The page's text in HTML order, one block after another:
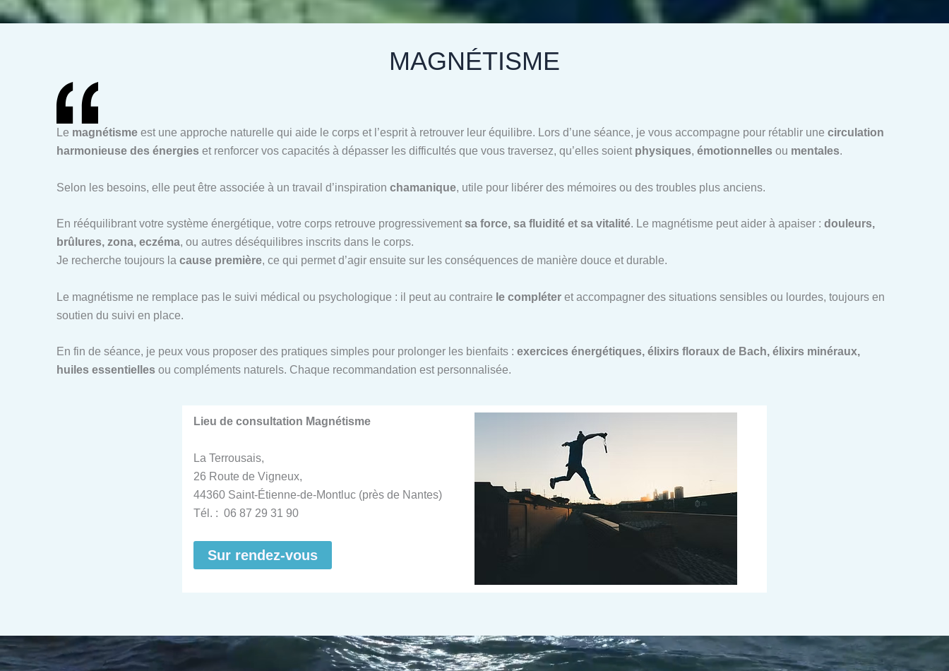
MAGNÉTISME
Le magnétisme est une approche naturelle qui aide le corps et l’esprit à retrouver leur équilibre. Lors d’une séance, je vous accompagne pour rétablir une circulation
harmonieuse des énergies et renforcer vos capacités à dépasser les difficultés que vous traversez, qu’elles soient physiques, émotionnelles ou mentales.
Selon les besoins, elle peut être associée à un travail d’inspiration chamanique, utile pour libérer des mémoires ou des troubles plus anciens.
En rééquilibrant votre système énergétique, votre corps retrouve progressivement sa force, sa fluidité et sa vitalité. Le magnétisme peut aider à apaiser : douleurs,
brûlures, zona, eczéma, ou autres déséquilibres inscrits dans le corps.
Je recherche toujours la cause première, ce qui permet d’agir ensuite sur les conséquences de manière douce et durable.
Le magnétisme ne remplace pas le suivi médical ou psychologique : il peut au contraire le compléter et accompagner des situations sensibles ou lourdes, toujours en
soutien du suivi en place.
En fin de séance, je peux vous proposer des pratiques simples pour prolonger les bienfaits : exercices énergétiques, élixirs floraux de Bach, élixirs minéraux,
huiles essentielles ou compléments naturels. Chaque recommandation est personnalisée.
Lieu de consultation Magnétisme
La Terrousais,
26 Route de Vigneux,
44360 Saint-Étienne-de-Montluc (près de Nantes)
Tél. : 06 87 29 31 90
Sur rendez-vous